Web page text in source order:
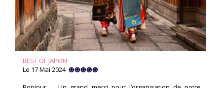
BEST OF JAPON
Le 17 Mai 2024